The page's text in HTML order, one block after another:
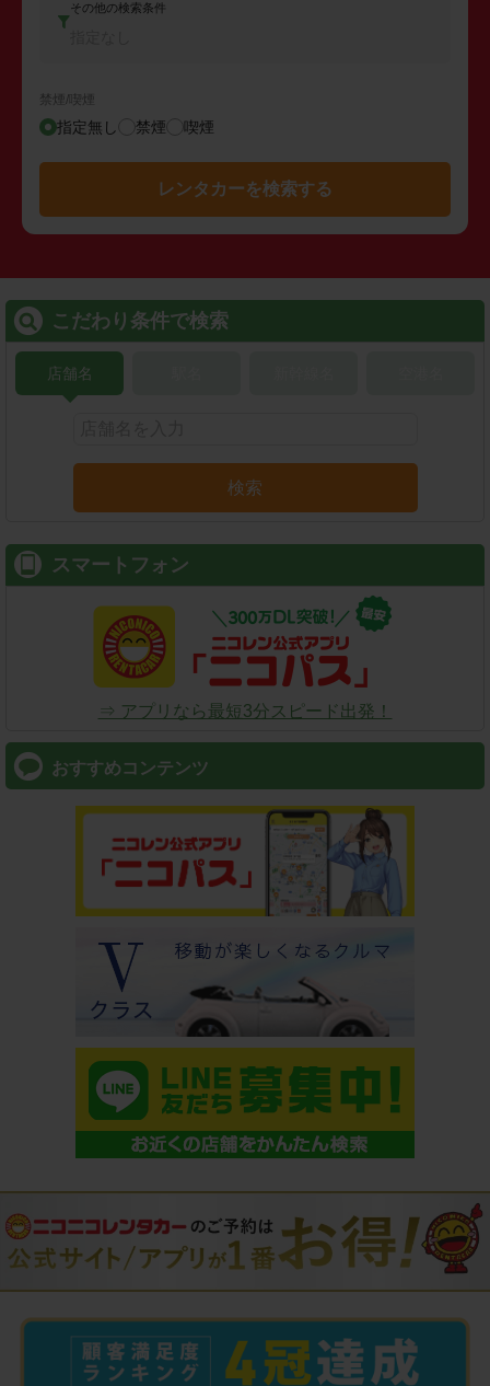
その他の検索条件
禁煙/喫煙
指定無し 禁煙 喫煙
レンタカーを検索する
こだわり条件で検索
店舗名
検索
スマートフォン
⇒ アプリなら最短3分スピード出発！
おすすめコンテンツ